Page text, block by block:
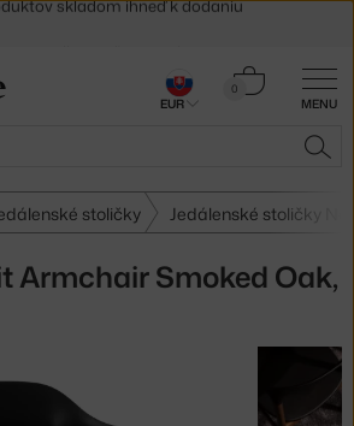
MENU
0
Košík
stoličky Jedálenské stoličky
Armchair Smoked Oak,
dní na vrátenie tovaru
EUR